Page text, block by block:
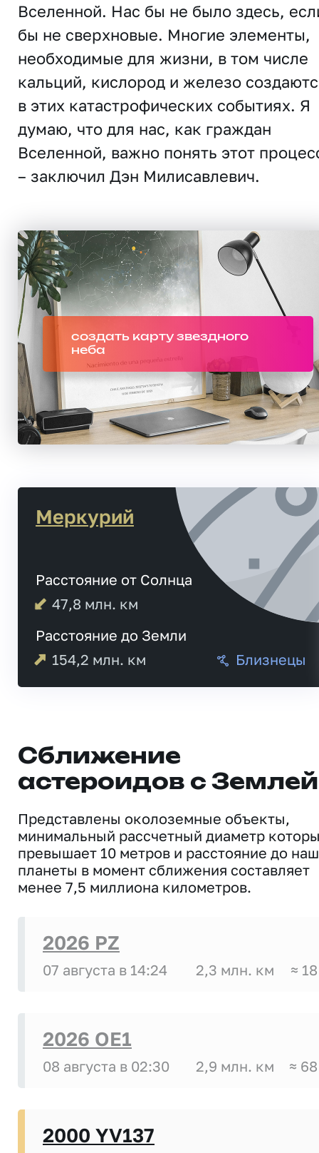
Вселенной. Нас бы не было здесь,
бы не сверхновые. Многие элементы,
необходимые для жизни, в том числе
кальций, кислород и железо
в этих катастрофических событиях. Я
думаю, что для нас, как граждан
Вселенной, важно понять этот
– заключил Дэн Милисавлевич.
создать карту звездного
неба
Меркурий
Расстояние от Солнца
47,8 млн. км
Расстояние до Земли
154,2 млн. км Близнецы
Сближение
астероидов с Землей
Представлены околоземные объекты,
минимальный рассчетный диаметр
превышает 10 метров и расстояние до
планеты в момент сближения составляет
менее 7,5 миллиона километров.
2026 PZ
07 августа в 14:24 2,3 млн. км ≈
2026 OE1
08 августа в 02:30 2,9 млн. км ≈
2000 YV137